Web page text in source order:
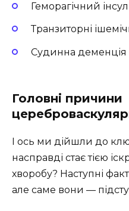
Геморагічний
Транзиторні
Судинна деменція
Головні причини
І ось ми дійшли до
насправді стає тією
хворобу? Наступні
але саме вони —